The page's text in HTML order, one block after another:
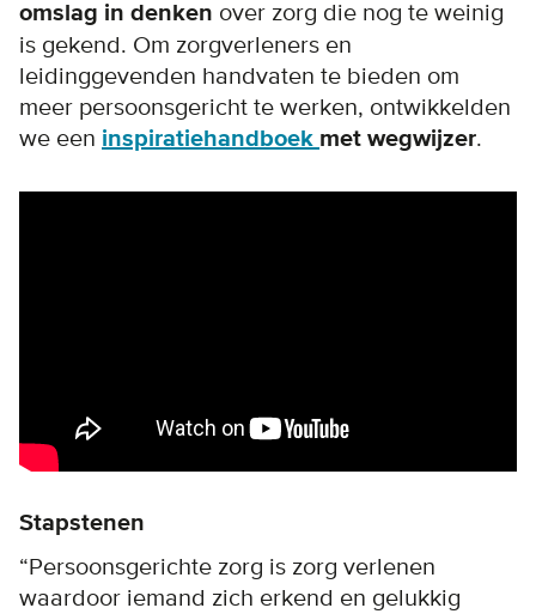
omslag in denken over zorg die nog te weinig
is gekend. Om zorgverleners en
leidinggevenden handvaten te bieden om
meer persoonsgericht te werken, ontwikkelden
we een inspiratiehandboekmet wegwijzer.
Stapstenen
“Persoonsgerichte zorg is zorg verlenen
waardoor iemand zich erkend en gelukkig